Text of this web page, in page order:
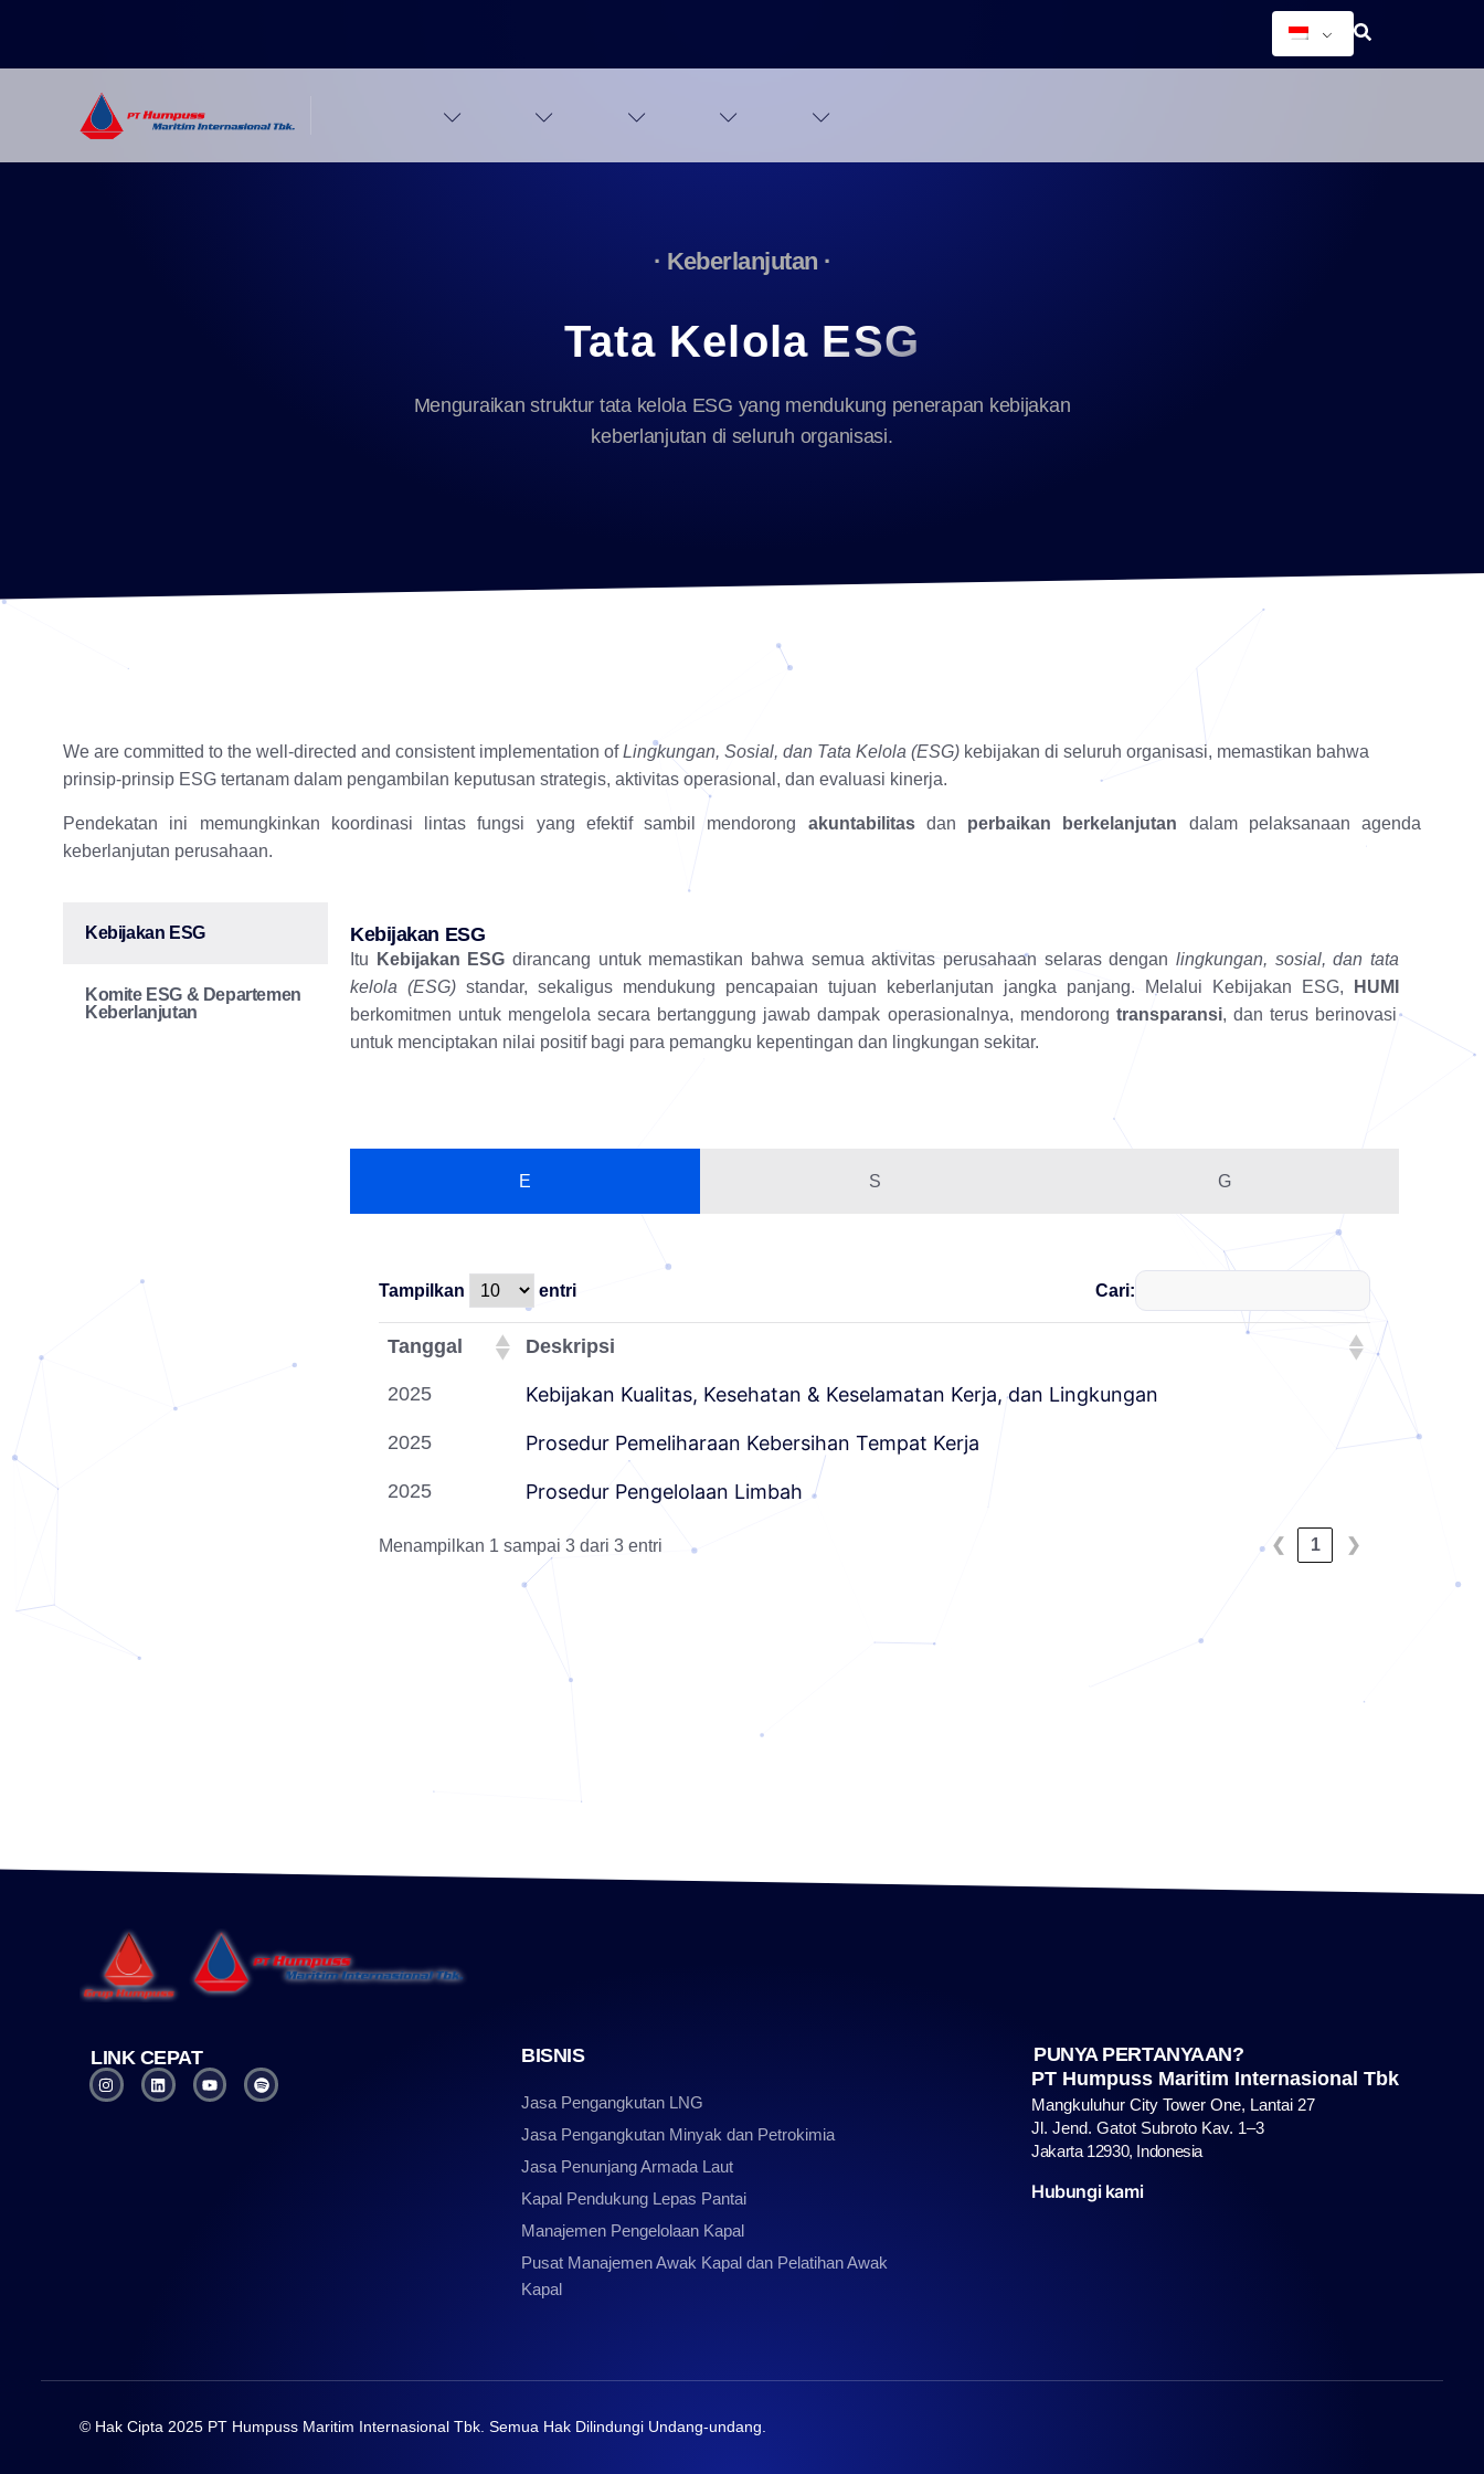
Kami
Bisnis
· Keberlanjutan ·
Tata Kelola ESG
Menguraikan struktur tata kelola ESG yang mendukung penerapan kebijakan
keberlanjutan di seluruh organisasi.
We are committed to the well-directed and consistent implementation ofLingkungan, Sosial, dan Tata Kelola (ESG) kebijakan di seluruh organisasi, memastikan bahwa
prinsip-prinsip ESG tertanam dalam pengambilan keputusan strategis, aktivitas operasional, dan evaluasi kinerja.
Pendekatan ini memungkinkan koordinasi lintas fungsi yang efektif sambil mendorong akuntabilitasdan perbaikan berkelanjutan dalam pelaksanaan agenda
keberlanjutan perusahaan.
Kebijakan ESG
Komite ESG & Departemen
Keberlanjutan
Kebijakan ESG
Itu Kebijakan ESG dirancang untuk memastikan bahwa semua aktivitas perusahaan selaras denganlingkungan, sosial, dan tata
kelola (ESG) standar, sekaligus mendukung pencapaian tujuan keberlanjutan jangka panjang. Melalui Kebijakan ESG,
HUMI
berkomitmen untuk mengelola secara bertanggung jawabdampak operasionalnya, mendorong transparansi, dan terus berinovasi
untuk menciptakan nilai positif bagi para pemangku kepentingan dan lingkungan sekitar.
E S G
Tampilkan entri Cari:
Tanggal Deskripsi
2025 Kebijakan Kualitas, Kesehatan & Keselamatan Kerja, dan Lingkungan
2025 Prosedur Pemeliharaan Kebersihan Tempat Kerja
2025 Prosedur Pengelolaan Limbah
Menampilkan 1 sampai 3 dari 3 entri ❮ 1 ❯
LINK CEPAT BISNIS
Jasa Pengangkutan LNG
Jasa Pengangkutan Minyak dan Petrokimia
Jasa Penunjang Armada Laut
Kapal Pendukung Lepas Pantai
Manajemen Pengelolaan Kapal
Pusat Manajemen Awak Kapal dan Pelatihan Awak
Kapal
PUNYA PERTANYAAN?
PT Humpuss Maritim Internasional Tbk
Mangkuluhur City Tower One, Lantai 27
Jl. Jend. Gatot Subroto Kav. 1–3
Jakarta 12930, Indonesia
Hubungi kami
© Hak Cipta 2025 PT Humpuss Maritim Internasional Tbk. Semua Hak Dilindungi Undang-undang.